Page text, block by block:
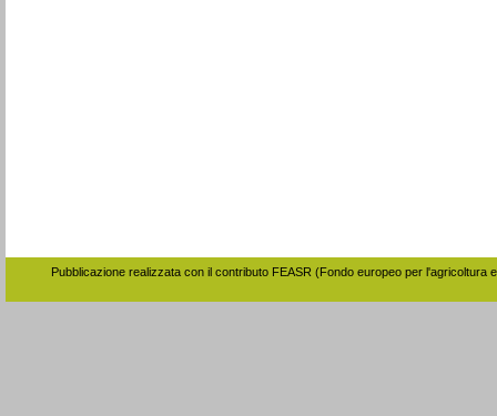
Pubblicazione realizzata con il contributo FEASR (Fondo europeo per